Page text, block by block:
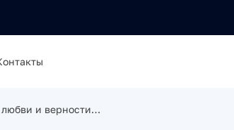
и верности…